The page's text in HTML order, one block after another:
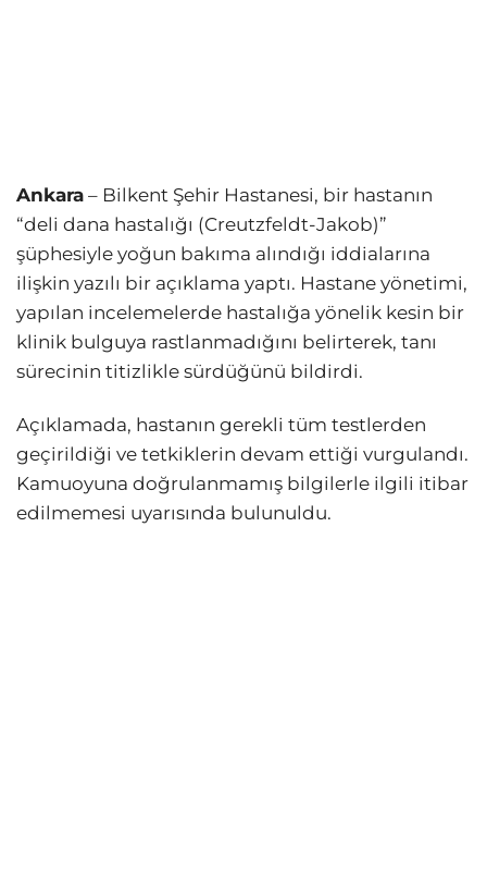
Ankara – Bilkent Şehir Hastanesi, bir hastanın
“deli dana hastalığı (Creutzfeldt-Jakob)”
şüphesiyle yoğun bakıma alındığı iddialarına
ilişkin yazılı bir açıklama yaptı. Hastane yönetimi,
yapılan incelemelerde hastalığa yönelik kesin bir
klinik bulguya rastlanmadığını belirterek, tanı
sürecinin titizlikle sürdüğünü bildirdi.
Açıklamada, hastanın gerekli tüm testlerden
geçirildiği ve tetkiklerin devam ettiği vurgulandı.
Kamuoyuna doğrulanmamış bilgilerle ilgili itibar
edilmemesi uyarısında bulunuldu.